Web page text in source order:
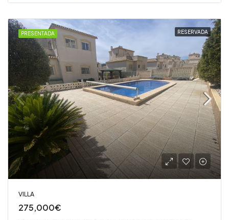
PRESENTADA RESERVADA
VILLA
275,000€